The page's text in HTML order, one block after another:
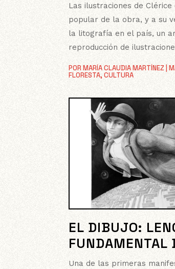
PORMARÍA CLAUDIA MARTÍNEZ |
FLORESTA,CULTURA
Las ilustraciones de
popular de la obra, y a su
la litografía en el país, un
reproducción de
EL DIBUJO:
FUNDAMENTAL
Una de las primeras